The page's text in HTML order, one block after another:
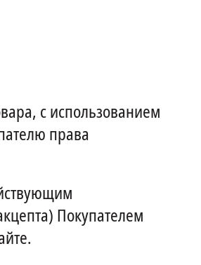
с использованием
права
Покупателем